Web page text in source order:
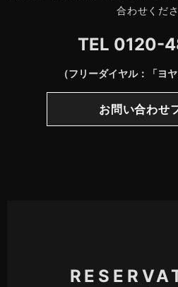
合わせくださ
TEL 0120-
（フリーダイヤル：「ヨ
お問い合わせ